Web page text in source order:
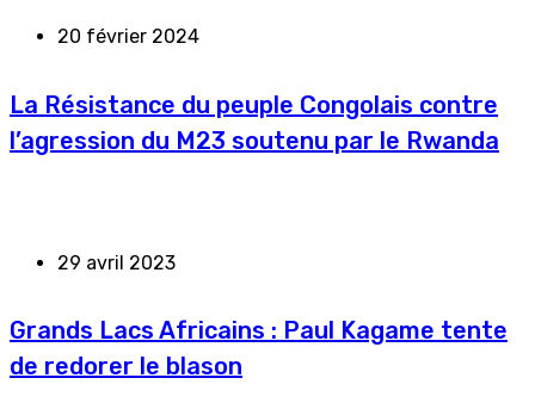
20 février 2024
La Résistance du peuple Congolais contre
l’agression du M23 soutenu par le Rwanda
29 avril 2023
Grands Lacs Africains : Paul Kagame tente
de redorer le blason